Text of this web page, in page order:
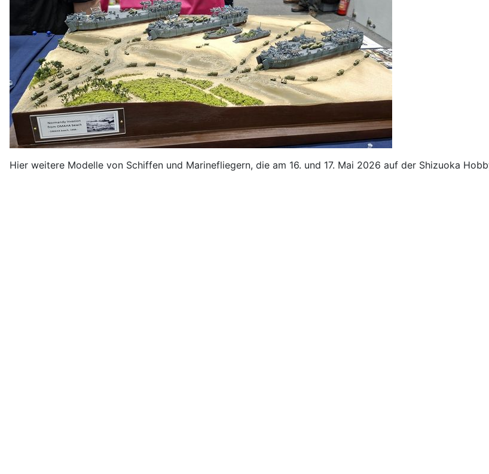
Hier weitere Modelle von Schiffen und Marinefliegern, die am 16. und 17. Mai 2026 auf der Shizuoka